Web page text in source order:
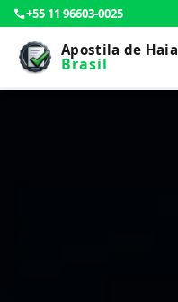
+55 11 96603-0025
Apostila de Haia
Brasil